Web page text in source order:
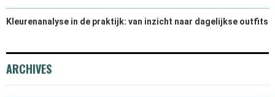
Kleurenanalyse in de praktijk: van inzicht naar dagelijkse outfits
ARCHIVES